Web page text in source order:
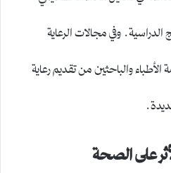
وفي مجالات الرعاية
والباحثين من تقديم رعاية
على الصحة